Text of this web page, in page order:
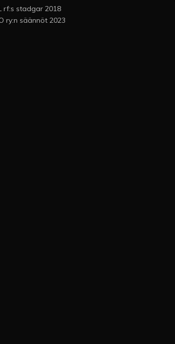
rf:s stadgar 2018
ry:n säännöt 2023